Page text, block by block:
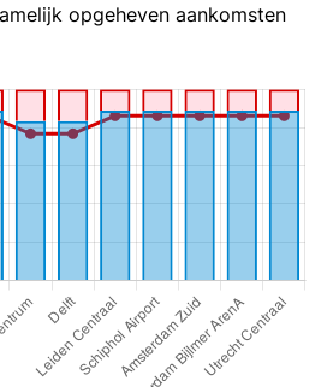
opgeheven aankomsten